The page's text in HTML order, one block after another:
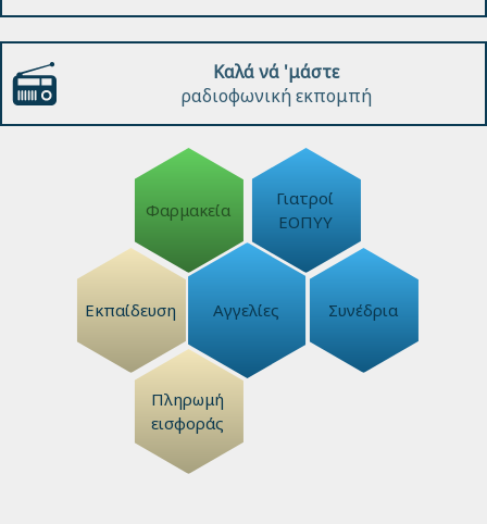
Καλά νά 'μάστε
ραδιοφωνική εκπομπή
Φαρμακεία
Γιατροί
ΕΟΠΥΥ
Εκπαίδευση Αγγελίες Συνέδρια
Πληρωμή
εισφοράς